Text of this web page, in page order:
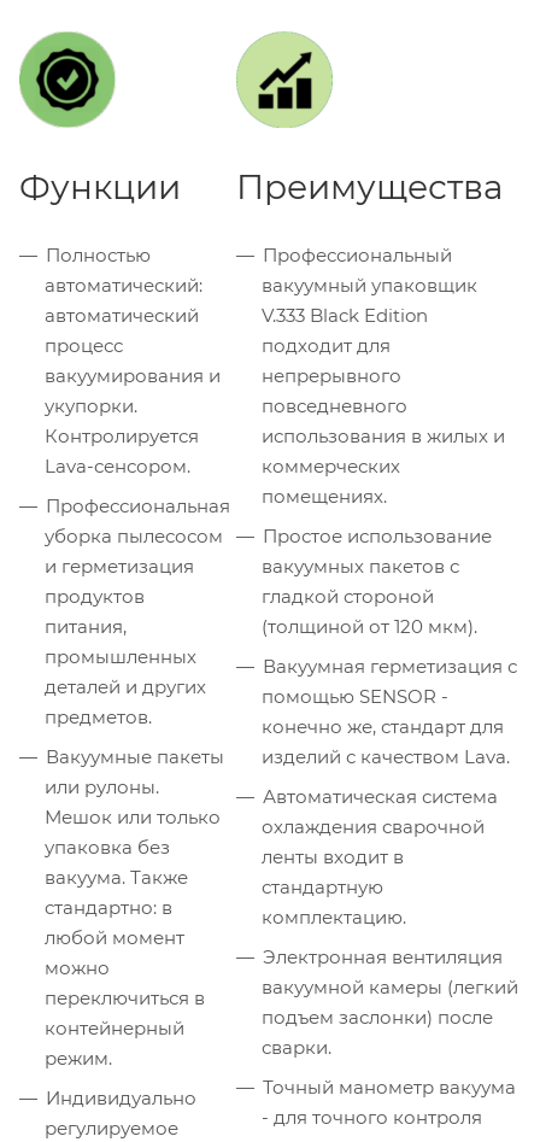
Функции
Полностью
автоматический:
автоматический
процесс
вакуумирования и
укупорки.
Контролируется
Lava-сенсором.
Профессиональная
уборка пылесосом
и герметизация
продуктов
питания,
промышленных
деталей и других
предметов.
Вакуумные пакеты
или рулоны.
Мешок или только
упаковка без
вакуума. Также
стандартно: в
любой момент
можно
переключиться в
контейнерный
режим.
Индивидуально
регулируемое
Преимущества
Профессиональный
вакуумный упаковщик
V.333 Black Edition
подходит для
непрерывного
повседневного
использования в жилых и
коммерческих
помещениях.
Простое использование
вакуумных пакетов с
гладкой стороной
(толщиной от 120 мкм).
Вакуумная герметизация с
помощью SENSOR -
конечно же, стандарт для
изделий с качеством Lava.
Автоматическая система
охлаждения сварочной
ленты входит в
стандартную
комплектацию.
Электронная вентиляция
вакуумной камеры (легкий
подъем заслонки) после
сварки.
Точный манометр вакуума
- для точного контроля